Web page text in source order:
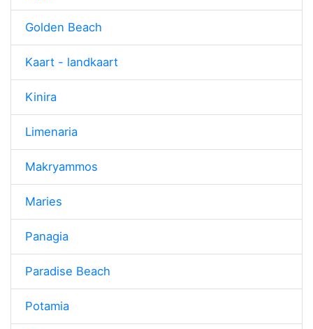
Golden Beach
Kaart - landkaart
Kinira
Limenaria
Makryammos
Maries
Panagia
Paradise Beach
Potamia